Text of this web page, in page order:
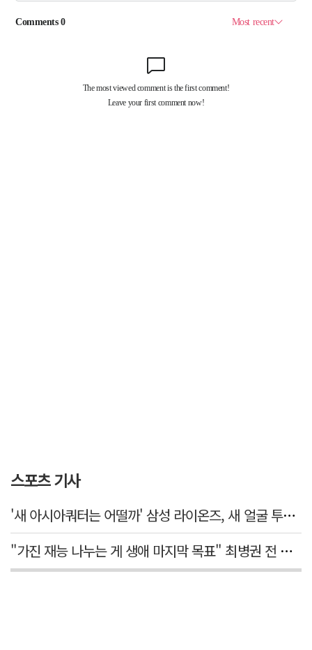
스포츠 기사
'새 아시아쿼터는 어떨까' 삼성 라이온즈, 새 얼굴 투수 미야모리 영입
"가진 재능 나누는 게 생애 마지막 목표" 최병권 전 대구체고 복싱 감독